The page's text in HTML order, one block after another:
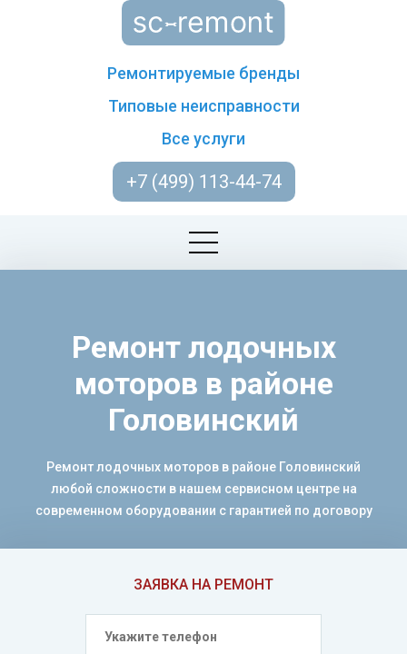
Ремонтируемые бренды
Типовые неисправности
Все услуги
+7 (499) 113-44-74
ЗАЯВКА НА РЕМОНТ
Ремонт лодочных
моторов в районе
Головинский
Ремонт лодочных моторов в районе Головинский
любой сложности в нашем сервисном центре на
современном оборудовании с гарантией по договору